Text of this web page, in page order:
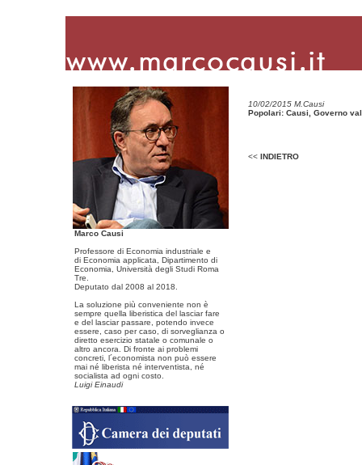
Marco Causi
Professore di Economia industriale e
di Economia applicata, Dipartimento di
Economia, Università degli Studi Roma
Tre.
Deputato dal 2008 al 2018.
La soluzione più conveniente non è
sempre quella liberistica del lasciar fare
e del lasciar passare, potendo invece
essere, caso per caso, di sorveglianza o
diretto esercizio statale o comunale o
altro ancora. Di fronte ai problemi
concreti, l´economista non può essere
mai né liberista né interventista, né
socialista ad ogni costo.
Luigi Einaudi
10/02/2015 M.Causi
Popolari: Causi, Governo
<< INDIETRO